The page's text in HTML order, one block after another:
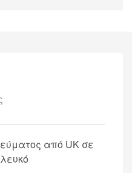
από UK σε